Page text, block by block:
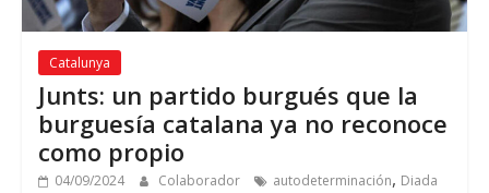
Catalunya
Junts: un partido burgués que la
burguesía catalana ya no reconoce
como propio
04/09/2024 Colaborador autodeterminación, Diada